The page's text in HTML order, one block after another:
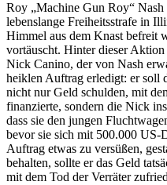
Roy „Machine Gun Roy“
lebenslange Freiheitsstrafe in
Himmel aus dem Knast befreit
vortäuscht. Hinter dieser Aktion
Nick Canino, der von Nash
heiklen Auftrag erledigt: er soll
nicht nur Geld schulden, mit
finanzierte, sondern die Nick
dass sie den jungen
bevor sie sich mit 500.000 US-
Auftrag etwas zu versüßen,
behalten, sollte er das Geld
mit dem Tod der Verräter